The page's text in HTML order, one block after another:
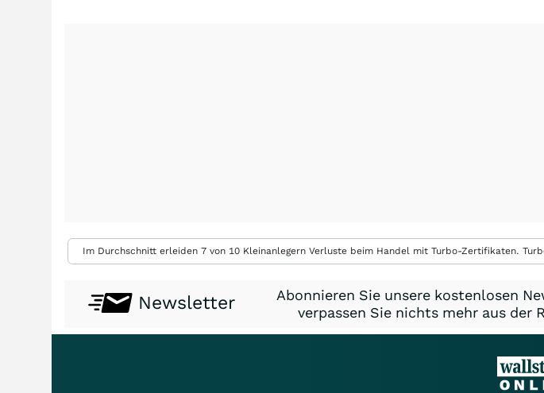
Im Durchschnitt erleiden 7 von 10 Kleinanlegern Verluste beim Handel mit Turbo-Zertifikaten.
Newsletter
Abonnieren Sie unsere kostenlosen
verpassen Sie nichts mehr aus der